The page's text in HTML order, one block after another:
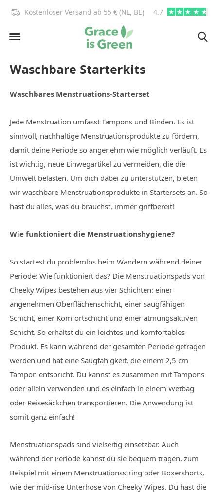
Kostenloser Versand ab 55 € (NL, BE) 4.7
Waschbare Starterkits
Waschbares Menstruations-Starterset
Jede Menstruation umfasst Tampons und Binden. Es ist
sinnvoll, nachhaltige Menstruationsprodukte zu fördern,
damit deine Periode so angenehm wie möglich verläuft. Es
ist wichtig, neue Einwegartikel zu vermeiden, die die
Umwelt belasten. Um dich dabei zu unterstützen, bieten
wir waschbare Menstruationsprodukte in Startersets an. So
hast du alles, was du brauchst, immer griffbereit!
Wie funktioniert die Menstruationshygiene?
So startest du problemlos beim Wandern während deiner
Periode: Wie funktioniert das? Die Menstruationspads von
Cheeky Wipes bestehen aus vier Schichten: einer
angenehmen Oberflächenschicht, einer saugfähigen
Schicht, einer Komfortschicht und einer atmungsaktiven
Schicht. So erhältst du ein leichtes und komfortables
Produkt. Es kann während der gesamten Periode getragen
werden und hat eine Saugfähigkeit, die einem 2,5 cm
Tampon entspricht. Du kannst es zusammen mit Tampons
oder allein verwenden und es einfach in einem Wetbag
oder Reisesäckchen transportieren. Die Anwendung ist
somit ganz einfach!
Menstruationspads sind vielseitig einsetzbar. Auch
während der Periode kannst du sie bequem tragen, zum
Beispiel mit einem Menstruationsstring oder Boxershorts,
wie der mid-rise Unterhose von Cheeky Wipes. Du hast die